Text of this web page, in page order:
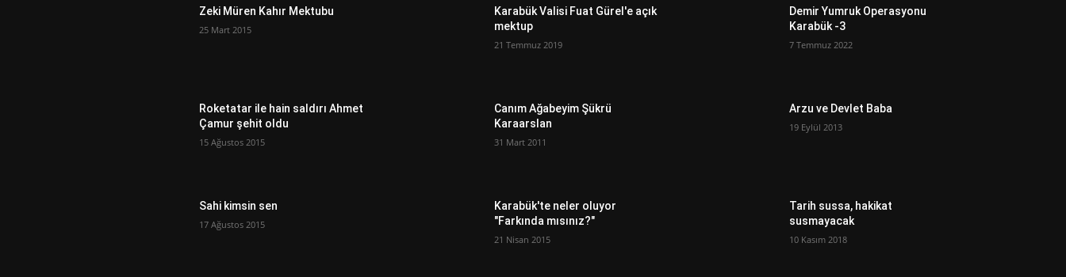
Zeki Müren Kahır Mektubu
25 Mart 2015
Roketatar ile hain saldırı Ahmet
Çamur şehit oldu
15 Ağustos 2015
Sahi kimsin sen
17 Ağustos 2015
Karabük Valisi Fuat Gürel'e açık
mektup
21 Temmuz 2019
Canım Ağabeyim Şükrü
Karaarslan
31 Mart 2011
Karabük'te neler oluyor
"Farkında mısınız?"
21 Nisan 2015
Demir Yumruk Operasyonu
Karabük -3
7 Temmuz 2022
Arzu ve Devlet Baba
19 Eylül 2013
Tarih sussa, hakikat
susmayacak
10 Kasım 2018